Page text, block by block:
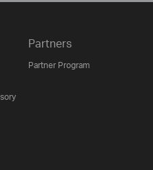
Partners
Partner Program